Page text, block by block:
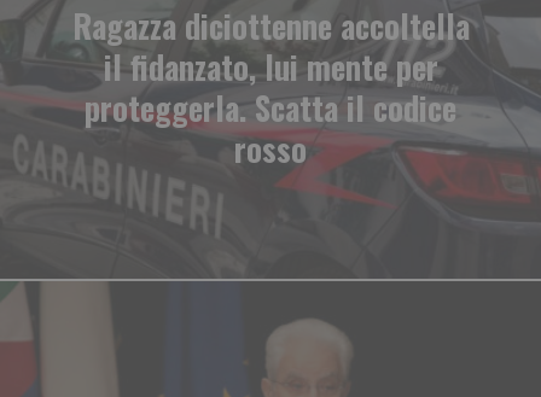
Ragazza diciottenne accoltella
il fidanzato, lui mente per
proteggerla. Scatta il codice
rosso